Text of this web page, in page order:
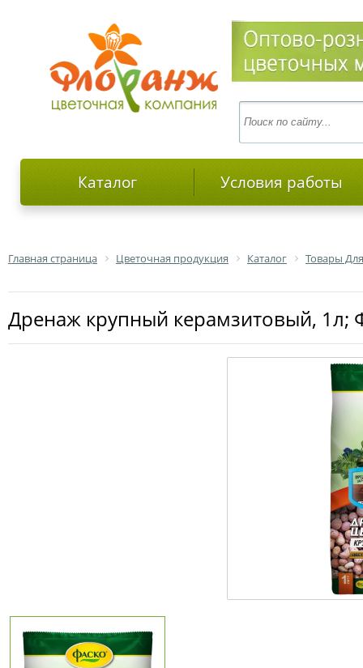
Каталог Условия работы
Главная страница Цветочная продукция Каталог Товары
Дренаж крупный керамзитовый, 1л;